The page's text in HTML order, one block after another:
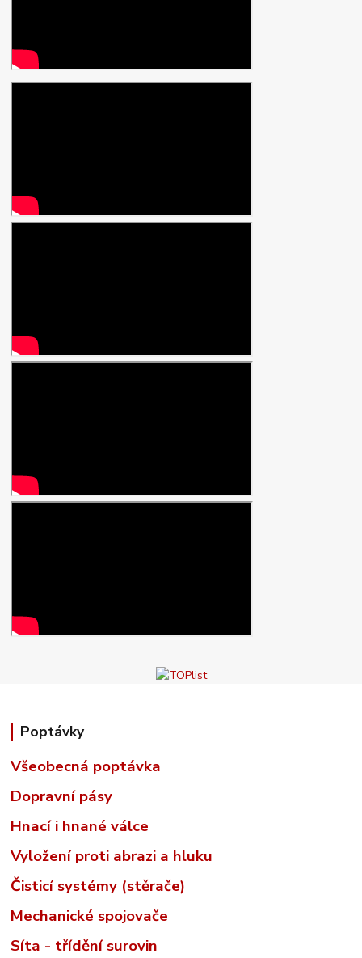
Poptávky
Všeobecná poptávka
Dopravní pásy
Hnací i hnané válce
Vyložení proti abrazi a hluku
Čisticí systémy (stěrače)
Mechanické spojovače
Síta - třídění surovin